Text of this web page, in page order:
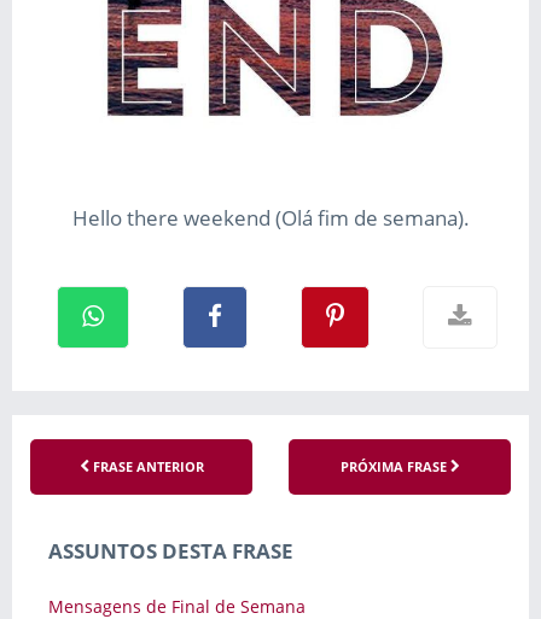
Hello there weekend (Olá fim de semana).
FRASE ANTERIOR PRÓXIMA FRASE
ASSUNTOS DESTA FRASE
Mensagens de Final de Semana